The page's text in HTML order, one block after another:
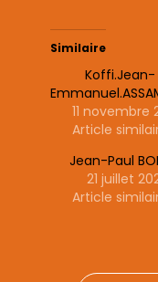
Similaire
Koffi.Jean-
11 novembre
Article
Jean-Paul
21 juillet
Article